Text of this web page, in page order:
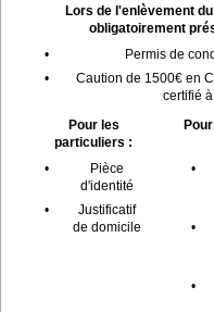
Lors de l'enlèvement
obligatoirement
•
Permis de
•
Caution de 1500€ en
certifié
Pour les
particuliers :
•
Pièce
d'identité
•
Justificatif
de domicile
•
•
•